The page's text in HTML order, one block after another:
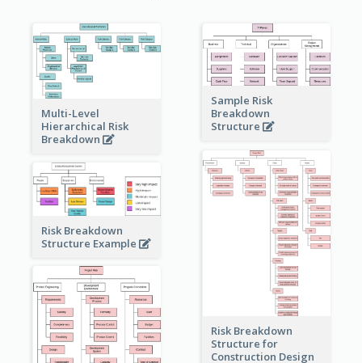
Multi-Level
Hierarchical Risk
Breakdown
Sample Risk
Breakdown
Structure
Risk Breakdown
Structure for
Construction Design
Risk Breakdown
Structure Example